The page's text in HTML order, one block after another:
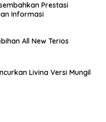
Prestasi
Informasi
All New Terios
Livina Versi Mungil